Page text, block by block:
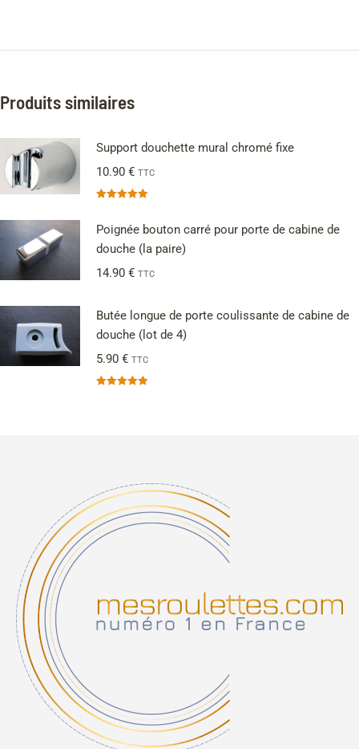
Produits similaires
Support douchette mural chromé fixe
10.90 € TTC
Poignée bouton carré pour porte de cabine de
douche (la paire)
14.90 € TTC
Butée longue de porte coulissante de cabine de
douche (lot de 4)
5.90 € TTC